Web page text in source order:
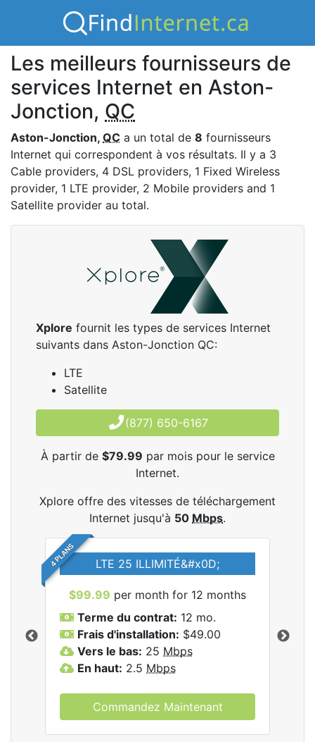
Les meilleurs fournisseurs de
services Internet en Aston-
Jonction, QC
Aston-Jonction, QC a un total de 8 fournisseurs
Internet qui correspondent à vos résultats. Il y a 3
Cable providers, 4 DSL providers, 1 Fixed Wireless
provider, 1 LTE provider, 2 Mobile providers and 1
Satellite provider au total.
Xplore fournit les types de services Internet
suivants dans Aston-Jonction QC:
LTE
Satellite
(877) 650-6167
À partir de $79.99 par mois pour le service
Internet.
Xplore offre des vitesses de téléchargement
Internet jusqu'à 50 Mbps.
4 PLANS LTE 25 ILLIMITÉ&#x0D;
$99.99 per month for 12 months
Terme du contrat: 12 mo.
Frais d'installation: $49.00
Vers le bas: 25 Mbps
En haut: 2.5 Mbps
Commandez Maintenant